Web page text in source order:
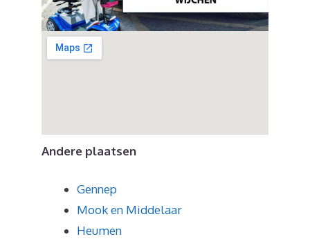
Andere plaatsen
Gennep
Mook en Middelaar
Heumen